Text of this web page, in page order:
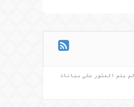
لم يتم العثور علي بيانات